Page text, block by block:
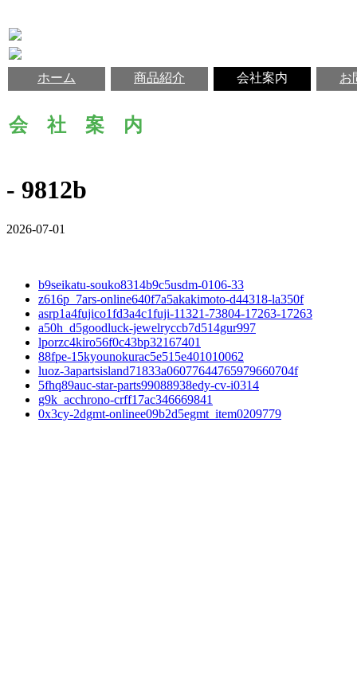
ホーム 商品紹介 会社案内 お
会 社 案 内
- 9812b
2026-07-01
b9seikatu-souko8314b9c5usdm-0106-33
z616p_7ars-online640f7a5akakimoto-d44318-la350f
asrp1a4fujico1fd3a4c1fuji-11321-73804-17263-17263
a50h_d5goodluck-jewelryccb7d514gur997
lporzc4kiro56f0c43bp32167401
88fpe-15kyounokurac5e515e401010062
luoz-3apartsisland71833a06077644765979660704f
5fhq89auc-star-parts99088938edy-cv-i0314
g9k_acchrono-crff17ac346669841
0x3cy-2dgmt-onlinee09b2d5egmt_item0209779